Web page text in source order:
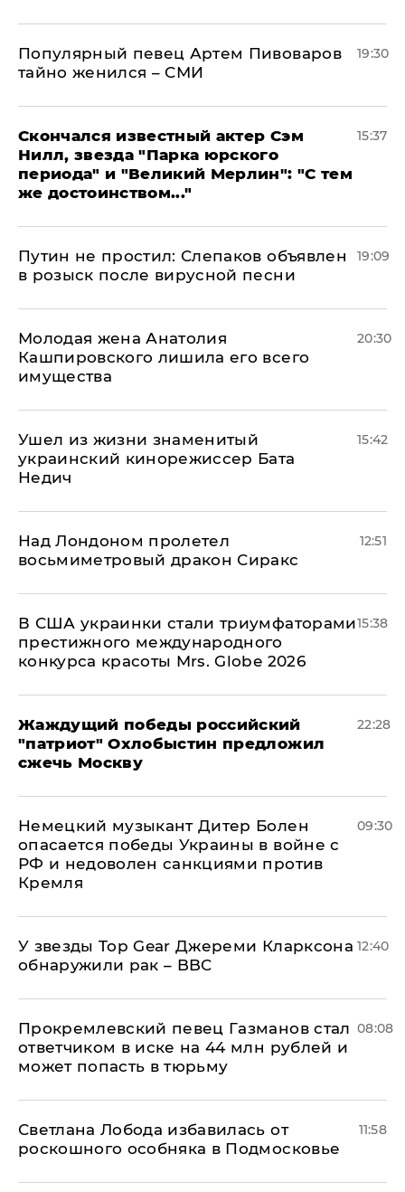
Популярный певец Артем Пивоваров
тайно женился – СМИ
19:30
Скончался известный актер Сэм
Нилл, звезда "Парка юрского
периода" и "Великий Мерлин": "С тем
же достоинством..."
15:37
Путин не простил: Слепаков объявлен
в розыск после вирусной песни
19:09
Молодая жена Анатолия
Кашпировского лишила его всего
имущества
20:30
Ушел из жизни знаменитый
украинский кинорежиссер Бата
Недич
15:42
Над Лондоном пролетел
восьмиметровый дракон Сиракс
12:51
В США украинки стали триумфаторами
престижного международного
конкурса красоты Mrs. Globe 2026
15:38
Жаждущий победы российский
"патриот" Охлобыстин предложил
сжечь Москву
22:28
Немецкий музыкант Дитер Болен
опасается победы Украины в войне с
РФ и недоволен санкциями против
Кремля
09:30
У звезды Top Gear Джереми Кларксона
обнаружили рак – BBC
12:40
Прокремлевский певец Газманов стал
ответчиком в иске на 44 млн рублей и
может попасть в тюрьму
08:08
Светлана Лобода избавилась от
роскошного особняка в Подмосковье
11:58